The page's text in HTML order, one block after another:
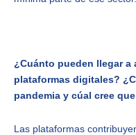
¿Cuánto pueden llegar a
plataformas digitales?
pandemia y cúal cree
Las plataformas